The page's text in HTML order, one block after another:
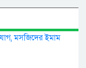
মসজিদের ইমাম